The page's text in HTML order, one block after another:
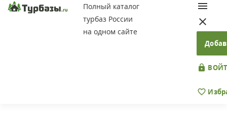
Полный каталог
турбаз России
на одном сайте